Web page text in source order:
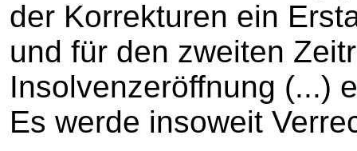
der Korrekturen ein
und für den zweiten
Insolvenzeröffnung (...)
Es werde insoweit